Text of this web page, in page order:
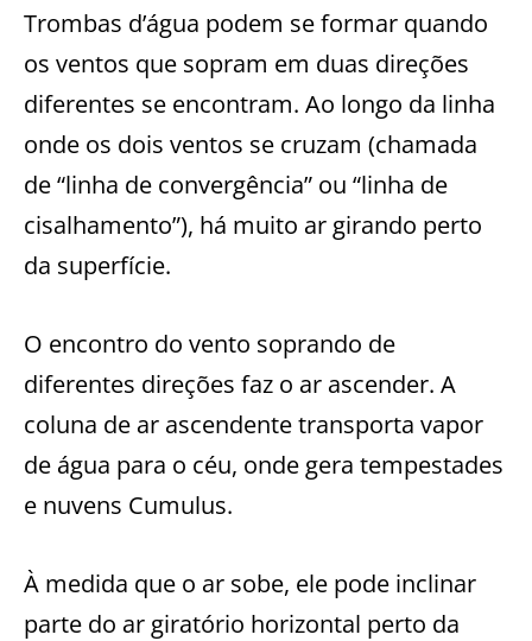
Trombas d’água podem se formar quando
os ventos que sopram em duas direções
diferentes se encontram. Ao longo da linha
onde os dois ventos se cruzam (chamada
de “linha de convergência” ou “linha de
cisalhamento”), há muito ar girando perto
da superfície.
O encontro do vento soprando de
diferentes direções faz o ar ascender. A
coluna de ar ascendente transporta vapor
de água para o céu, onde gera tempestades
e nuvens Cumulus.
À medida que o ar sobe, ele pode inclinar
parte do ar giratório horizontal perto da